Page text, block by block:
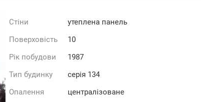
Стіни
утеплена панель
Поверховість
10
Рік побудови
1987
Тип будинку
серія 134
Опалення
централізоване